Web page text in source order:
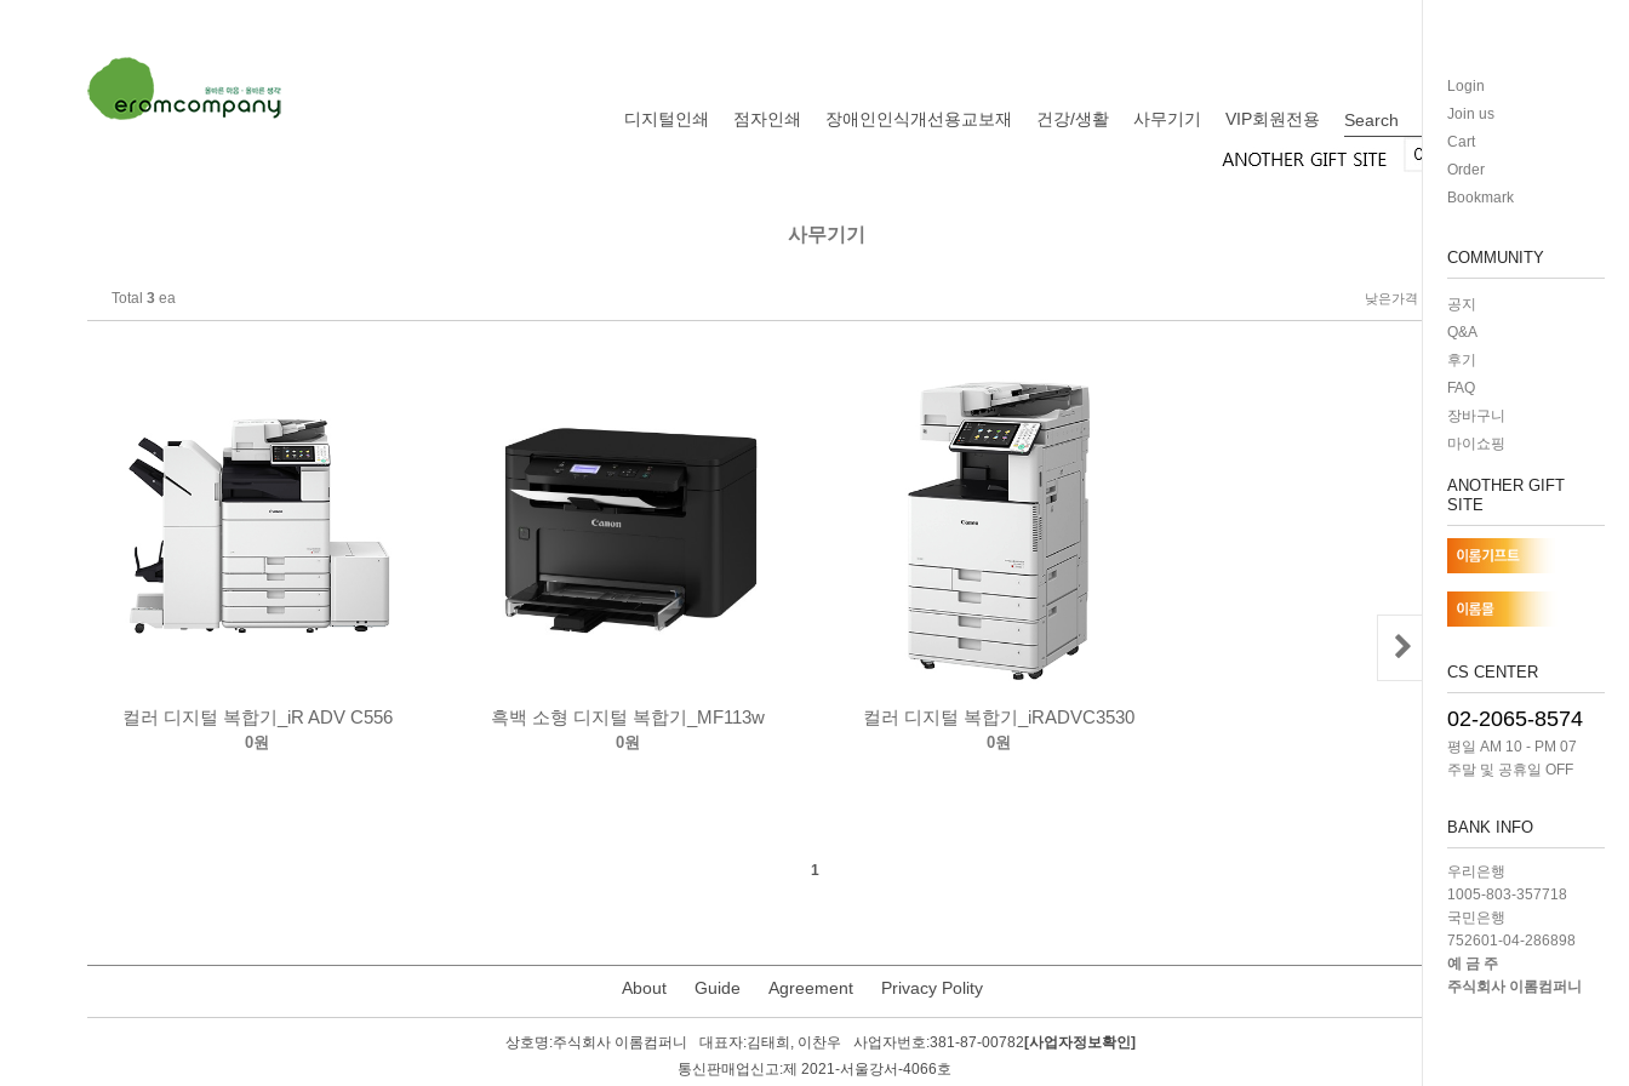
디지털인쇄 점자인쇄 장애인인식개선용교보재 건강/생활 사무기기 VIP회원전용 Search
Login
Join us
Cart
Order
Bookmark
COMMUNITY
공지
Q&A
후기
FAQ
장바구니
마이쇼핑
ANOTHER GIFT
SITE
CS CENTER
02-2065-8574
평일 AM 10 - PM 07
주말 및 공휴일 OFF
BANK INFO
우리은행
1005-803-357718
국민은행
752601-04-286898
예 금 주
주식회사 이롬컴퍼니
사무기기
Total 3 ea 낮은가격 높은가격
컬러 디지털 복합기_iR ADV C556
0원
흑백 소형 디지털 복합기_MF113w
0원
컬러 디지털 복합기_iRADVC3530
0원
1
About Guide Agreement Privacy Polity
상호명:주식회사 이롬컴퍼니 대표자:김태희, 이찬우 사업자번호:381-87-00782 [사업자정보확인]
통신판매업신고:제 2021-서울강서-4066호